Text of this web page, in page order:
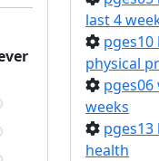
last 4
physical
pges06
weeks
health